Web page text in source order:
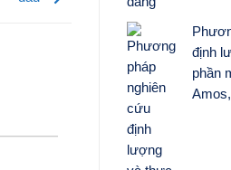
định
phần